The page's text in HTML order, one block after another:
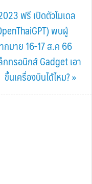
ฟรี เปิดตัวโมเดล
พบผู้
กมาย 16-17 ส.ค 66
ทรอนิกส์ Gadget เอา
ขึ้นเครื่องบินได้ไหม? »